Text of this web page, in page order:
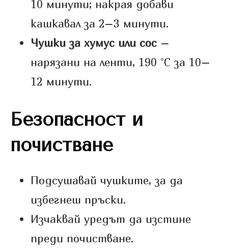
10 минути; накрая добави
кашкавал за 2–3 минути.
Чушки за хумус или сос –
нарязани на ленти, 190 °C за 10–
12 минути.
Безопасност и
почистване
Подсушавай чушките, за да
избегнеш пръски.
Изчаквай уредът да изстине
преди почистване.